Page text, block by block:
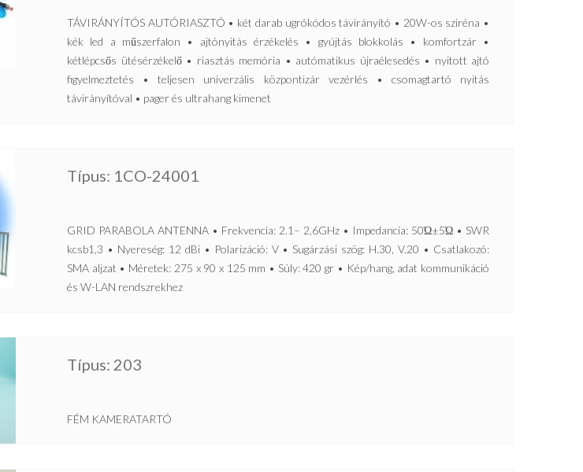
TÁVIRÁNYÍTÓS AUTÓRIASZTÓ • két darab ugrókódos távirányító • 20W-os sziréna •
kék led a műszerfalon • ajtónyitás érzékelés • gyújtás blokkolás • komfortzár •
kétlépcsős ütésérzékelő • riasztás memória • autómatikus újraélesedés • nyitott ajtó
figyelmeztetés • teljesen univerzális központizár vezérlés • csomagtartó nyitás
távirányítóval • pager és ultrahang kimenet
Típus: 1CO-24001
GRID PARABOLA ANTENNA • Frekvencia: 2.1– 2,6GHz • Impedancia: 50Ώ±5Ώ • SWR
kcsb1,3 • Nyereség: 12 dBi • Polarizáció: V • Sugárzási szög: H.30, V.20 • Csatlakozó:
SMA aljzat • Méretek: 275 x 90 x 125 mm • Súly: 420 gr • Kép/hang, adat kommunikáció
és W-LAN rendszrekhez
Típus: 203
FÉM KAMERATARTÓ